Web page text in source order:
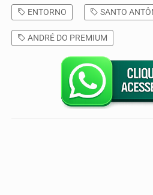
ENTORNO SANTO
ANDRÉ DO PREMIUM